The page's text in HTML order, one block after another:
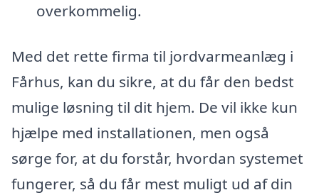
overkommelig.
Med det rette firma til jordvarmeanlæg i
Fårhus, kan du sikre, at du får den bedst
mulige løsning til dit hjem. De vil ikke kun
hjælpe med installationen, men også
sørge for, at du forstår, hvordan systemet
fungerer, så du får mest muligt ud af din